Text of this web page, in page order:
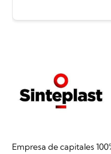
Empresa de capitales